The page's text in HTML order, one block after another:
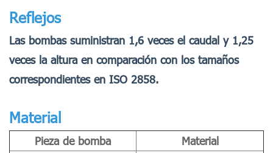
Reflejos
Las bombas suministran 1,6 veces el caudal y 1,25
veces la altura en comparación con los tamaños
correspondientes en ISO 2858.
Material
Pieza de bomba Material